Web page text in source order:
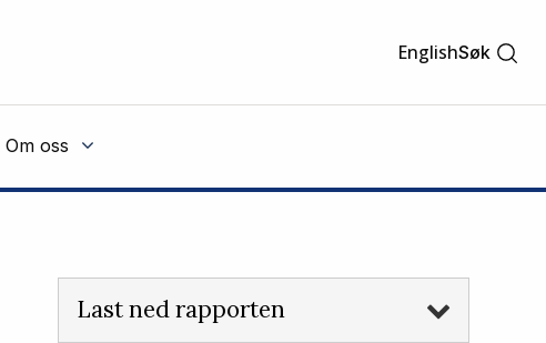
EnglishSøk
Om oss
Last ned rapporten